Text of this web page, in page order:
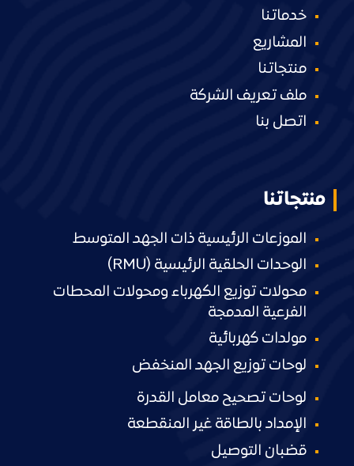
خدماتنا
المشاريع
منتجاتنا
ملف تعريف الشركة
اتصل بنا
منتجاتنا
الموزعات الرئيسية ذات الجهد المتوسط
الوحدات الحلقية الرئيسية (RMU)
محولات توزيع الكهرباء ومحولات المحطات
الفرعية المدمجة
مولدات كهربائية
لوحات توزيع الجهد المنخفض
لوحات تصحيح معامل القدرة
الإمداد بالطاقة غير المنقطعة
قضبان التوصيل